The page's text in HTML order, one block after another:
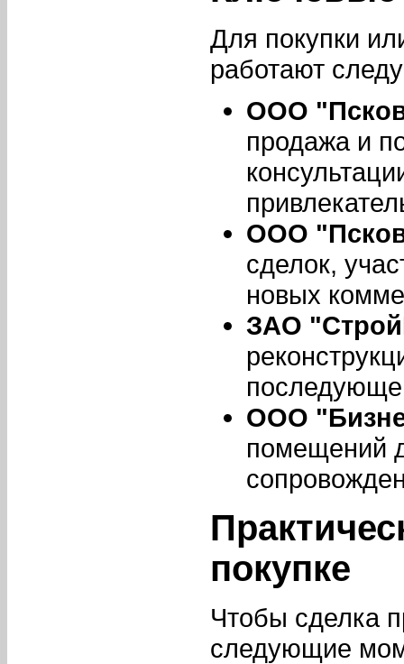
Для покупки
работают
ООО
продажа и
ООО
сделок,
новых
ЗАО
ООО
помещений
покупке
Чтобы сделка
следующие